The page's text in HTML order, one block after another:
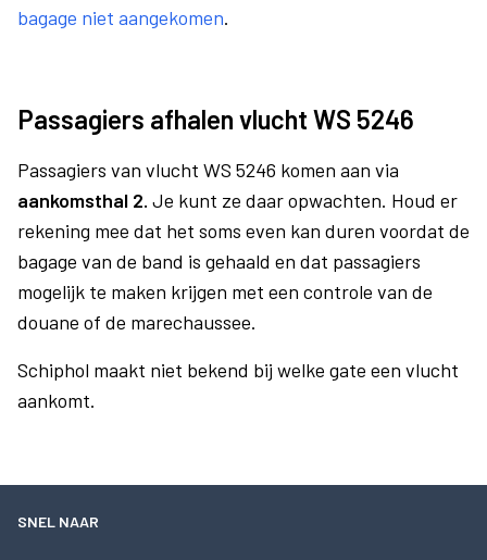
bagage niet aangekomen.
Passagiers afhalen vlucht WS 5246
Passagiers van vlucht WS 5246 komen aan via
aankomsthal 2. Je kunt ze daar opwachten. Houd er
rekening mee dat het soms even kan duren voordat de
bagage van de band is gehaald en dat passagiers
mogelijk te maken krijgen met een controle van de
douane of de marechaussee.
Schiphol maakt niet bekend bij welke gate een vlucht
aankomt.
SNEL NAAR